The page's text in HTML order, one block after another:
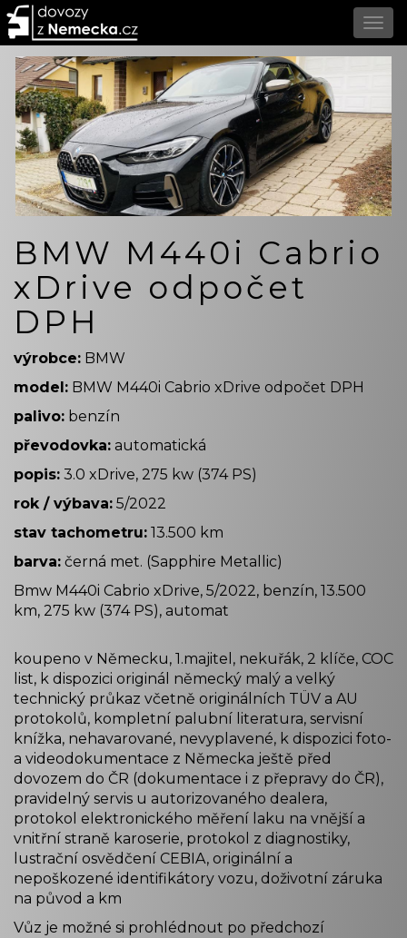
BMW M440i Cabrio
xDrive odpočet
DPH
výrobce: BMW
model: BMW M440i Cabrio xDrive odpočet DPH
palivo: benzín
převodovka: automatická
popis: 3.0 xDrive, 275 kw (374 PS)
rok / výbava: 5/2022
stav tachometru: 13.500 km
barva: černá met. (Sapphire Metallic)
Bmw M440i Cabrio xDrive, 5/2022, benzín, 13.500
km, 275 kw (374 PS), automat
koupeno v Německu, 1.majitel, nekuřák, 2 klíče, COC
list, k dispozici originál německý malý a velký
technický průkaz včetně originálních TÜV a AU
protokolů, kompletní palubní literatura, servisní
knížka, nehavarované, nevyplavené, k dispozici foto-
a videodokumentace z Německa ještě před
dovozem do ČR (dokumentace i z přepravy do ČR),
pravidelný servis u autorizovaného dealera,
protokol elektronického měření laku na vnější a
vnitřní straně karoserie, protokol z diagnostiky,
lustrační osvědčení CEBIA, originální a
nepoškozené identifikátory vozu, doživotní záruka
na původ a km
Vůz je možné si prohlédnout po předchozí